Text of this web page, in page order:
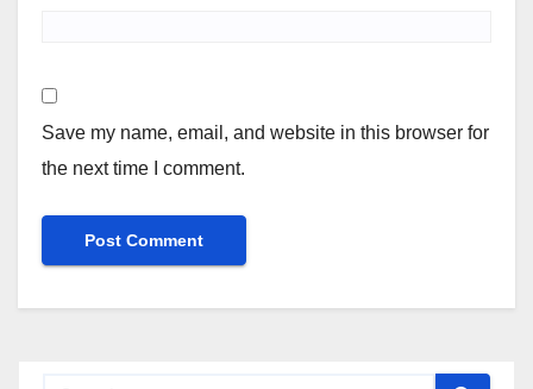
Save my name, email, and website in this browser for
the next time I comment.